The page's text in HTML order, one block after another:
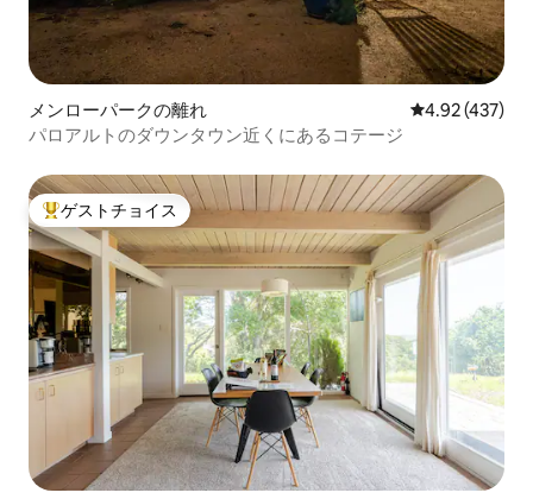
メンローパークの離れ レビュー437
4.92 (437)
パロアルトのダウンタウン近くにあるコテージ
大好評のゲストチョイスです。
ゲストチョイス